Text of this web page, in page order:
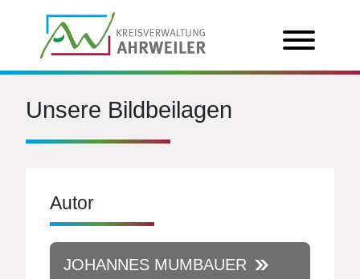
Unsere Bildbeilagen
Autor
JOHANNES MUMBAUER